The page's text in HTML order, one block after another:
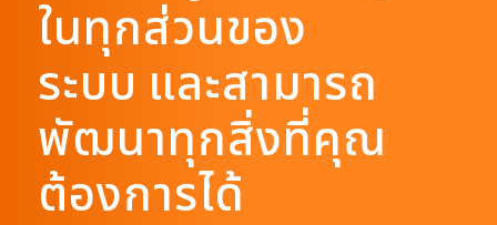
ในทุกส่วนของ
ระบบ และสามารถ
พัฒนาทุกสิ่งที่คุณ
ต้องการได้